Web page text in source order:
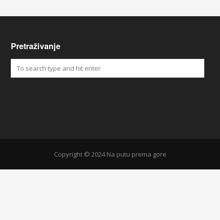
Pretraživanje
Copyright © 2024 Na putu prema gore